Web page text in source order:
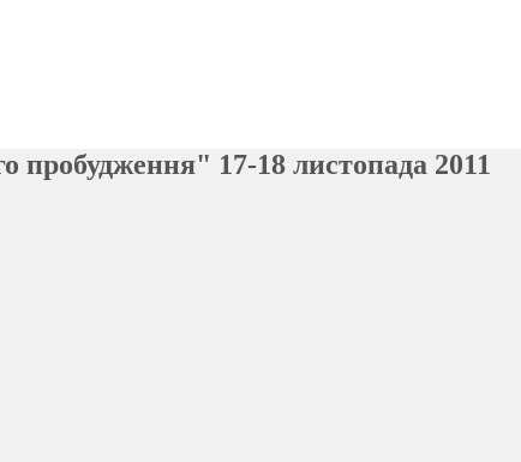
пробудження" 17-18 листопада 2011